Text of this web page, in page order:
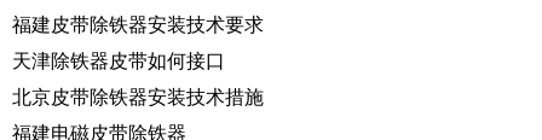
福建皮带除铁器安装技术要求
天津除铁器皮带如何接口
北京皮带除铁器安装技术措施
福建电磁皮带除铁器